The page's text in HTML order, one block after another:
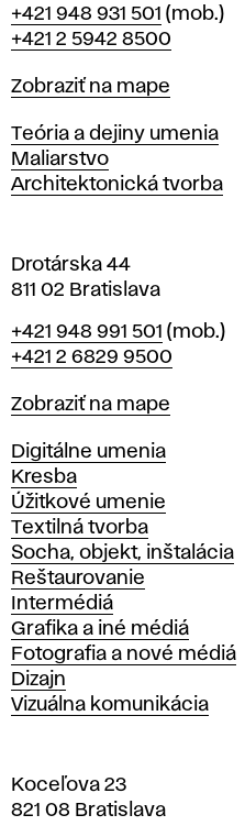
r
a
i
l
a
v
Telefón
+421 948 931 501 (mob.)
+421 2 5942 8500
Mapa
Zobraziť na mape
Katedry
Teória a dejiny umenia
Maliarstvo
Architektonická tvorba
Drotárska 44
811 02 Bratislava
Telefón
+421 948 991 501 (mob.)
+421 2 6829 9500
Mapa
Zobraziť na mape
Katedry
Digitálne umenia
Kresba
Úžitkové umenie
Textilná tvorba
Socha, objekt, inštalácia
Reštaurovanie
Intermédiá
Grafika a iné médiá
Fotografia a nové médiá
Dizajn
Vizuálna komunikácia
Koceľova 23
821 08 Bratislava